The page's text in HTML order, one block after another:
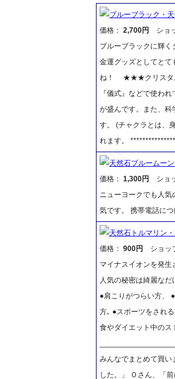
ブルーブラック・
価格： 2,700円
ショ
ブルーブラックに輝
金運グッズとしてとて
ね！ ★★★クリスタル
『儀式』などで使わ
が盛んです。また、科
す。 (チャクラとは、
れます。
天然石ブルームー
価格： 1,300円
ショ
ニューヨークでも人
気です。 携帯電話に
天然石トルマリン
価格： 900円
ショッ
マイナスイオンを発生
人気の秘密は綺麗な
●肩こりがつらい方、
方､ ●スポーツをされ
食やダイエット中のス
みんなでまとめて買い
した。」 Ｏさん、「前